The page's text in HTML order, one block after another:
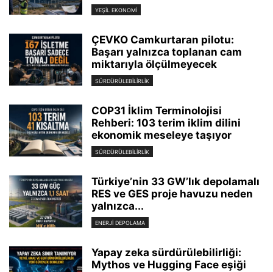
YEŞIL EKONOMI
ÇEVKO Camkurtaran pilotu:
Başarı yalnızca toplanan cam
miktarıyla ölçülmeyecek
SÜRDÜRÜLEBILIRLIK
COP31 İklim Terminolojisi
Rehberi: 103 terim iklim dilini
ekonomik meseleye taşıyor
SÜRDÜRÜLEBILIRLIK
Türkiye’nin 33 GW’lık depolamalı
RES ve GES proje havuzu neden
yalnızca...
ENERJI DEPOLAMA
Yapay zeka sürdürülebilirliği:
Mythos ve Hugging Face eşiği